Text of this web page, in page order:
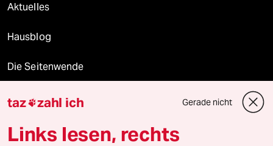
Aktuelles
Hausblog
Die Seitenwende
Stellen
Presse
taz zahl ich Gerade nicht
Links lesen, rechts